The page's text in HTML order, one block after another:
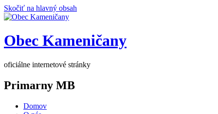
Skočiť na hlavný obsah
Obec Kameničany
oficiálne internetové stránky
Primarny MB
Domov